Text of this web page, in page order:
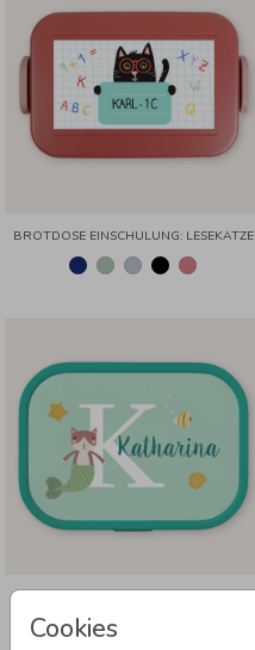
Cookies
BROTDOSE EINSCHULUNG: LESEKATZE